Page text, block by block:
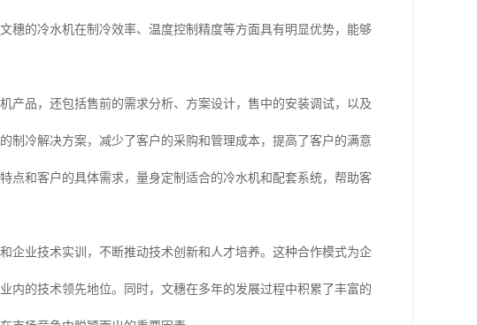
穗的冷水机在制冷效率、温度控制精度等方面具有明显优势，能够
产品，还包括售前的需求分析、方案设计，售中的安装调试，以及
制冷解决方案，减少了客户的采购和管理成本，提高了客户的满意
点和客户的具体需求，量身定制适合的冷水机和配套系统，帮助客
企业技术实训，不断推动技术创新和人才培养。这种合作模式为企
内的技术领先地位。同时，文穗在多年的发展过程中积累了丰富的